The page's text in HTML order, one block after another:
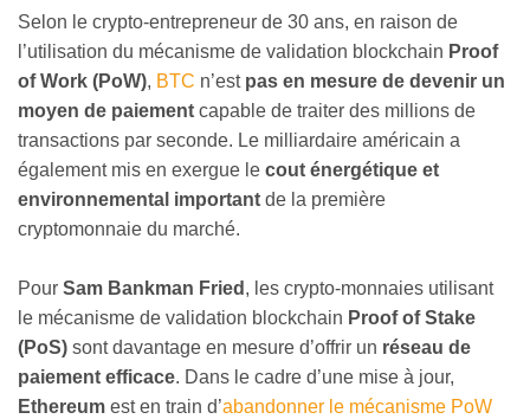
Selon le crypto-entrepreneur de 30 ans, en raison de
l’utilisation du mécanisme de validation blockchain Proof
of Work (PoW), BTC n’estpas en mesure de devenir un
moyen de paiement capable de traiter des millions de
transactions par seconde. Le milliardaire américain a
également mis en exergue le cout énergétique et
environnemental important de la première
cryptomonnaie du marché.
Pour Sam Bankman Fried , les crypto-monnaies utilisant
le mécanisme de validation blockchain Proof of Stake
(PoS) sont davantage en mesure d’offrir un réseau de
paiement efficace. Dans le cadre d’une mise à jour,
Ethereum est en train d’abandonner le mécanisme PoW